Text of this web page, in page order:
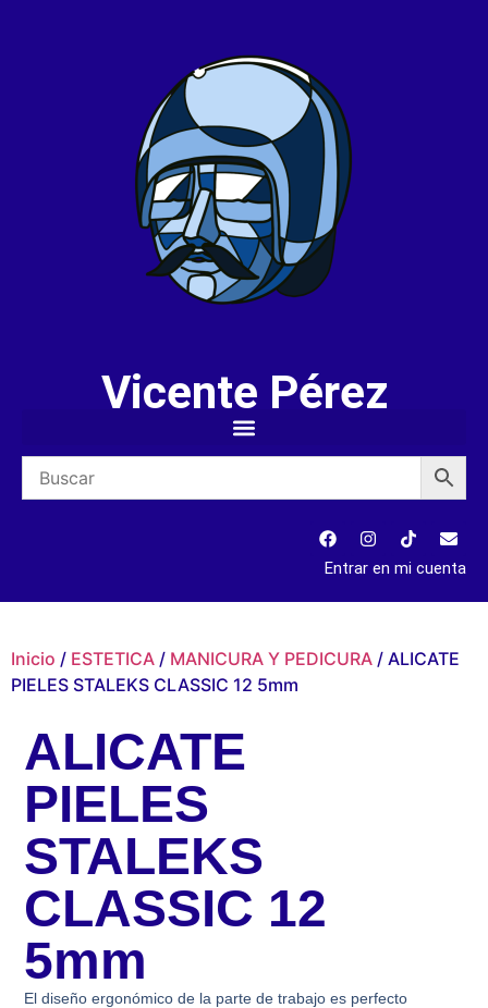
Vicente Pérez
Entrar en mi cuenta
Inicio / ESTETICA / MANICURA Y PEDICURA / ALICATE
PIELES STALEKS CLASSIC 12 5mm
ALICATE
PIELES
STALEKS
CLASSIC 12
5mm
El diseño ergonómico de la parte de trabajo es perfecto